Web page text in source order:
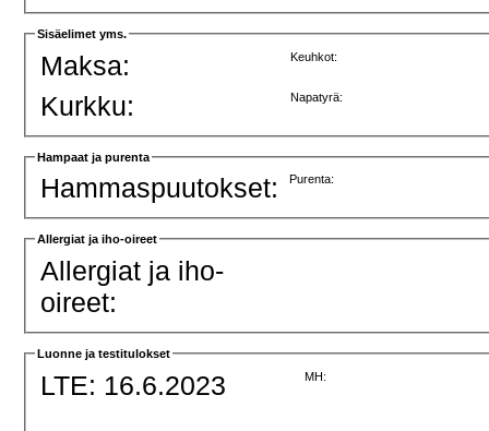
Sisäelimet yms.
Maksa: Keuhkot:
Kurkku: Napatyrä:
Hampaat ja purenta
Hammaspuutokset: Purenta:
Allergiat ja iho-oireet
Allergiat ja iho-
oireet:
Luonne ja testitulokset
LTE: 16.6.2023 MH: